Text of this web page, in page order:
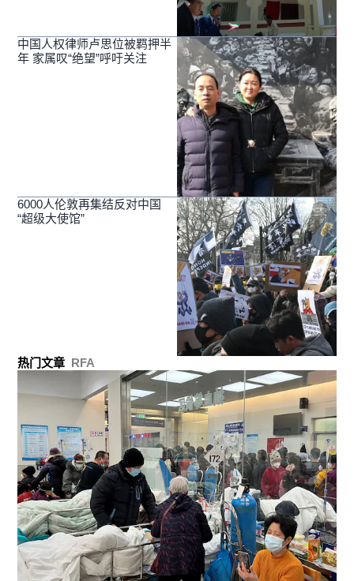
中国人权律师卢思位被羁押半
年 家属叹“绝望”呼吁关注
6000人伦敦再集结反对中国
“超级大使馆”
热门文章 RFA